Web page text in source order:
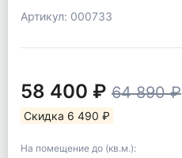
Артикул: 000733
58 400 ₽ 64 890 ₽
Скидка 6 490 ₽
На помещение до (кв.м.):